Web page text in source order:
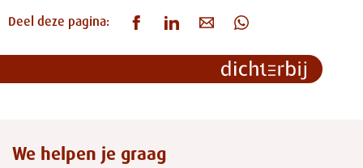
Deel deze pagina:
We helpen je graag